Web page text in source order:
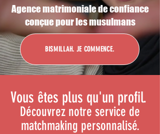
Agence matrimoniale de confiance
conçue pour les musulmans
BISMILLAH. JE COMMENCE.
Vous êtes plus qu'un profil.
Découvrez notre service de
matchmaking personnalisé.